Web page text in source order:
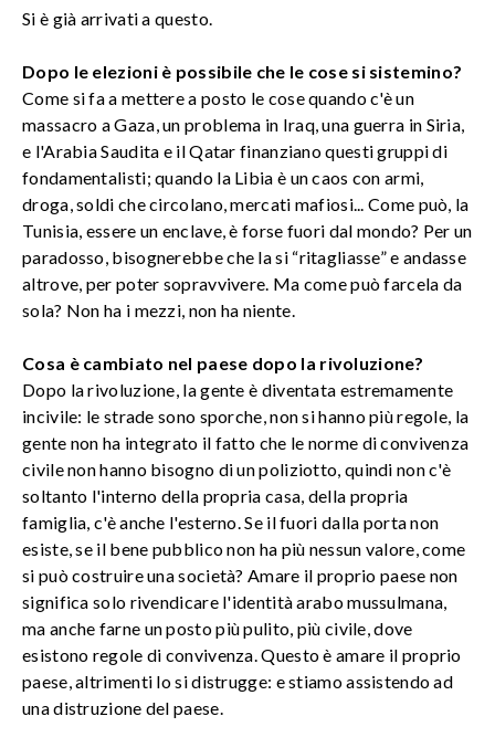
Si è già arrivati a questo.
Dopo le elezioni è possibile che le cose si sistemino?
Come si fa a mettere a posto le cose quando c'è un
massacro a Gaza, un problema in Iraq, una guerra in Siria,
e l'Arabia Saudita e il Qatar finanziano questi gruppi di
fondamentalisti; quando la Libia è un caos con armi,
droga, soldi che circolano, mercati mafiosi... Come può, la
Tunisia, essere un enclave, è forse fuori dal mondo? Per un
paradosso, bisognerebbe che la si “ritagliasse” e andasse
altrove, per poter sopravvivere. Ma come può farcela da
sola? Non ha i mezzi, non ha niente.
Cosa è cambiato nel paese dopo la rivoluzione?
Dopo la rivoluzione, la gente è diventata estremamente
incivile: le strade sono sporche, non si hanno più regole, la
gente non ha integrato il fatto che le norme di convivenza
civile non hanno bisogno di un poliziotto, quindi non c'è
soltanto l'interno della propria casa, della propria
famiglia, c'è anche l'esterno. Se il fuori dalla porta non
esiste, se il bene pubblico non ha più nessun valore, come
si può costruire una società? Amare il proprio paese non
significa solo rivendicare l'identità arabo mussulmana,
ma anche farne un posto più pulito, più civile, dove
esistono regole di convivenza. Questo è amare il proprio
paese, altrimenti lo si distrugge: e stiamo assistendo ad
una distruzione del paese.